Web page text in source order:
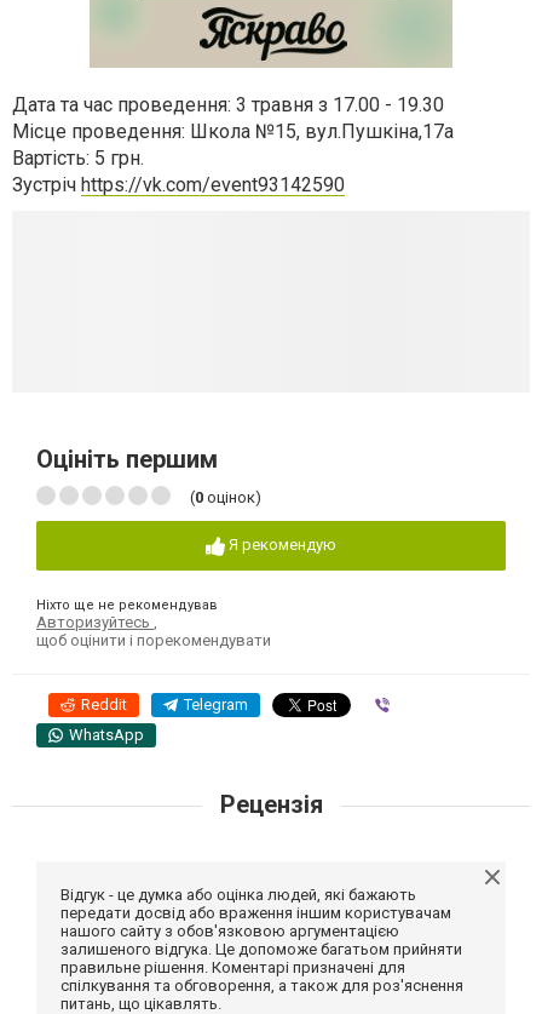
Дата та час проведення: 3 травня з 17.00 - 19.30
Місце проведення: Школа №15, вул.Пушкіна,17а
Вартість: 5 грн.
Зустріч https://vk.com/event93142590
Оцініть першим
(0 оцінок)
Я рекомендую
Ніхто ще не рекомендував
Авторизуйтесь
щоб оцінити і порекомендувати
Reddit Telegram
WhatsApp
Рецензія
Відгук - це думка або оцінка людей, які бажають
передати досвід або враження іншим користувачам
нашого сайту з обов'язковою аргументацією
залишеного відгука. Це допоможе багатьом прийняти
правильне рішення. Коментарі призначені для
спілкування та обговорення, а також для роз'яснення
питань, що цікавлять.